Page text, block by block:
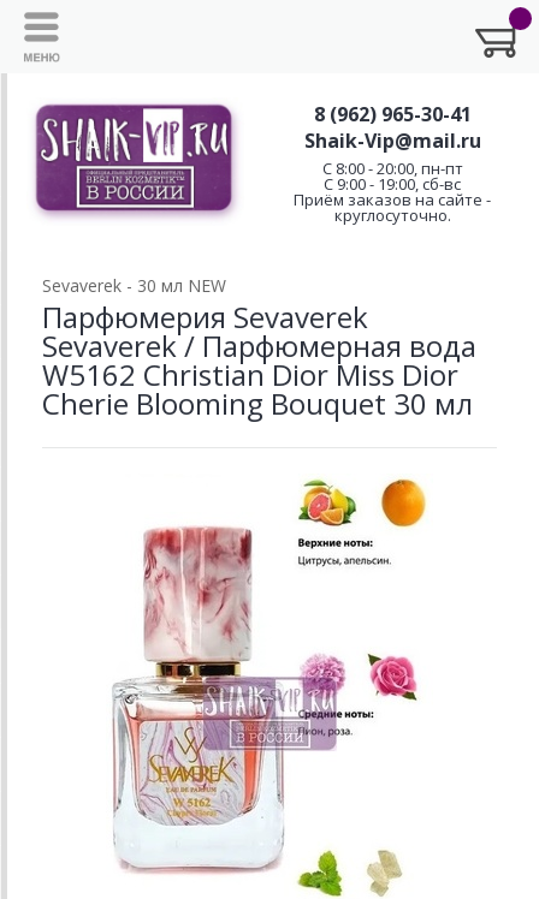
8 (962) 965-30-41
Shaik-Vip@mail.ru
C 8:00 - 20:00, пн-пт
С 9:00 - 19:00, сб-вс
Приём заказов на сайте -
круглосуточно.
Sevaverek - 30 мл NEW
Парфюмерия Sevaverek
Sevaverek / Парфюмерная вода
W5162 Christian Dior Miss Dior
Cherie Blooming Bouquet 30 мл